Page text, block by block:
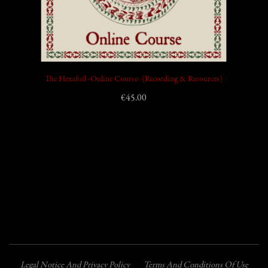
The Hexafoil -Online Course- (Recording & Resources)
€45.00
Legal Notice And Privacy Policy Terms And Conditions Of Use